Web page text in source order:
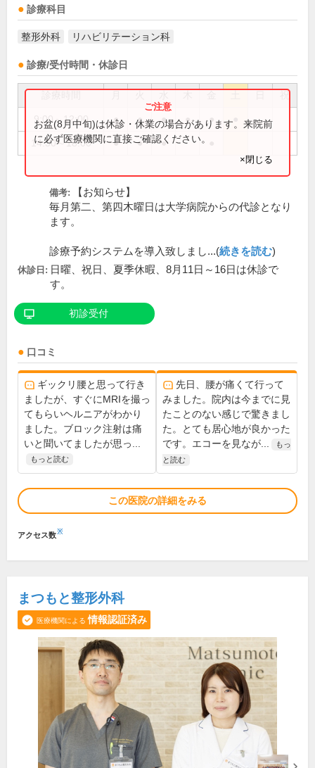
診療科目
整形外科 リハビリテーション科
診療/受付時間・休診日
祝
9:00～12:00 ● ● ● ● ●
14:30～18:00 ● ● ●
お盆(8月中旬)は休診・休業の場合があります。来院前
に必ず医療機関に直接ご確認ください。
×閉じる
備考:
【お知らせ】
毎月第二、第四木曜日は大学病院からの代診となり
ます。
診療予約システムを導入致しまし...(続きを読む)
休診日: 日曜、祝日、夏季休暇、8月11日～16日は休診で
す。
初診受付
口コミ
ギックリ腰と思って行き
ましたが、すぐにMRIを撮っ
てもらいヘルニアがわかり
ました。ブロック注射は痛
いと聞いてましたが思っ...
もっと読む
先日、腰が痛くて行って
みました。院内は今までに見
たことのない感じで驚きまし
た。とても居心地が良かった
です。エコーを見なが...
もっ
と読む
この医院の詳細をみる
アクセス数※
まつもと整形外科
医療機関による 情報認証済み